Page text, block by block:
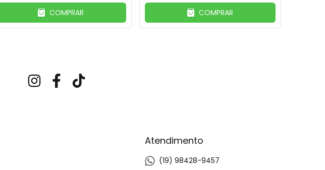
COMPRAR COMPRAR
Atendimento
(19) 98428-9457